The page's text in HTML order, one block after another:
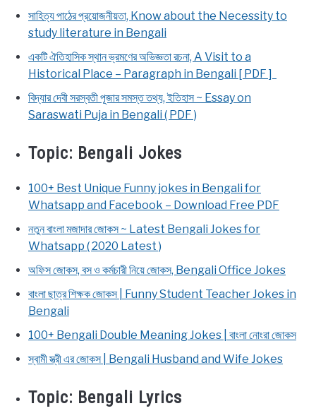
সাহিত্য পাঠের প্রয়োজনীয়তা, Know about the Necessity to
study literature in Bengali
একটি ঐতিহাসিক স্থান ভ্রমণের অভিজ্ঞতা রচনা, A Visit to a
Historical Place – Paragraph in Bengali [ PDF ]
বিদ্যার দেবী সরস্বতী পূজার সমস্ত তথ্য, ইতিহাস ~ Essay on
Saraswati Puja in Bengali ( PDF )
Topic: Bengali Jokes
100+ Best Unique Funny jokes in Bengali for
Whatsapp and Facebook – Download Free PDF
নতুন বাংলা মজাদার জোকস ~ Latest Bengali Jokes for
Whatsapp ( 2020 Latest )
অফিস জোকস, বস ও কর্মচারী নিয়ে জোকস, Bengali Office Jokes
বাংলা ছাত্র শিক্ষক জোকস | Funny Student Teacher Jokes in
Bengali
100+ Bengali Double Meaning Jokes | বাংলা নোংরা জোকস
স্বামী স্ত্রী এর জোকস | Bengali Husband and Wife Jokes
Topic: Bengali Lyrics